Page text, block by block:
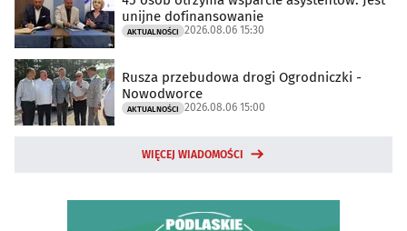
unijne dofinansowanie
AKTUALNOŚCI 2026.08.06 15:30
Rusza przebudowa drogi Ogrodniczki -
Nowodworce
AKTUALNOŚCI 2026.08.06 15:00
WIĘCEJ WIADOMOŚCI